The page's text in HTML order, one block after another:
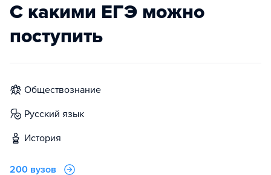
С какими ЕГЭ можно
поступить
обществознание
русский язык
история
200 вузов